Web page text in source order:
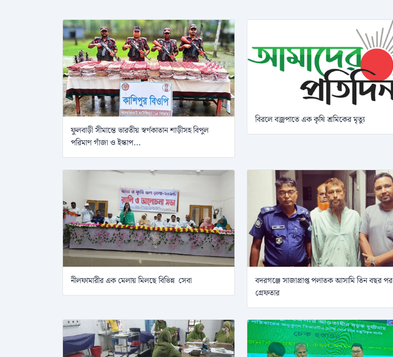
ফুলবাড়ী সীমান্তে ভারতীয় স্বর্ণকাতান শাড়ীসহ বিপুল
পরিমাণ গাঁজা ও ইস্কাপ...
বিরলে বজ্রপাতে এক কৃষি শ্রমিকের মৃত্যু
নীলফামারীর এক মেলায় মিলছে বিভিন্ন সেবা
বদরগঞ্জে সাজাপ্রাপ্ত পলাতক আসামি তিন বছর পর
গ্রেফতার